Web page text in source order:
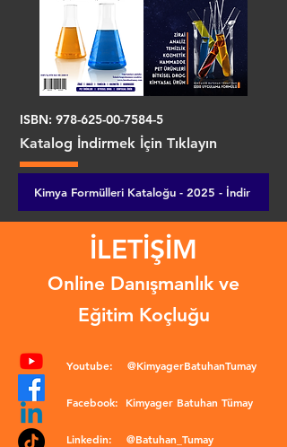
ISBN: 978-625-00-7584-5
Katalog İndirmek İçin Tıklayın
Kimya Formülleri Kataloğu - 2025 - İndir
İLETİŞİM
Online Danışmanlık ve
Eğitim Koçluğu
Youtube: @KimyagerBatuhanTumay
Facebook: Kimyager Batuhan Tümay
Linkedin: @Batuhan_Tumay